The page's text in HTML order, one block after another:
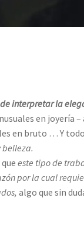
interpretar la
en joyería –
en bruto … Y
belleza.
este tipo de
por la cual
algo que sin